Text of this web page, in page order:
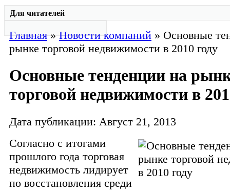
Для читателей
Главная»Новости компаний » Основные
рынке торговой недвижимости в 2010 году
Основные тенденции на
торговой недвижимости в
Дата публикации: Август 21, 2013
Согласно с итогами
прошлого года торговая
недвижимость лидирует
по восстановления среди